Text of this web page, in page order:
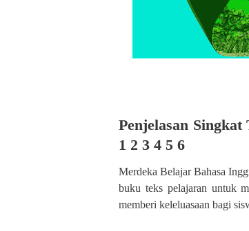
Penjelasan
1 2 3 4 5 6
Merdeka Belajar Bahasa
buku teks pelajaran untuk
memberi keleluasaan bagi